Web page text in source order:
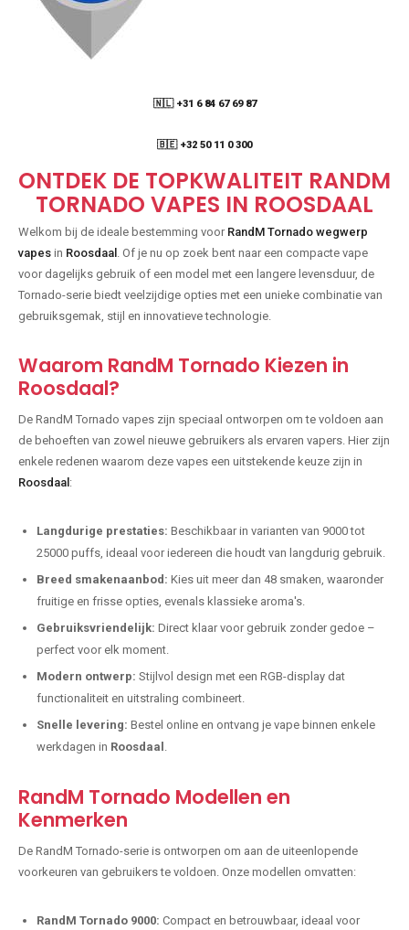
🇳🇱 +31 6 84 67 69 87
🇧🇪 +32 50 11 0 300
ONTDEK DE TOPKWALITEIT RANDM
TORNADO VAPES IN ROOSDAAL
Welkom bij de ideale bestemming voor RandM Tornado wegwerp
vapes in Roosdaal . Of je nu op zoek bent naar een compacte vape
voor dagelijks gebruik of een model met een langere levensduur, de
Tornado-serie biedt veelzijdige opties met een unieke combinatie van
gebruiksgemak, stijl en innovatieve technologie.
Waarom RandM Tornado Kiezen in
Roosdaal?
De RandM Tornado vapes zijn speciaal ontworpen om te voldoen aan
de behoeften van zowel nieuwe gebruikers als ervaren vapers. Hier zijn
enkele redenen waarom deze vapes een uitstekende keuze zijn in
Roosdaal:
Langdurige prestaties: Beschikbaar in varianten van 9000 tot
25000 puffs, ideaal voor iedereen die houdt van langdurig gebruik.
Breed smakenaanbod: Kies uit meer dan 48 smaken, waaronder
fruitige en frisse opties, evenals klassieke aroma's.
Gebruiksvriendelijk: Direct klaar voor gebruik zonder gedoe –
perfect voor elk moment.
Modern ontwerp: Stijlvol design met een RGB-display dat
functionaliteit en uitstraling combineert.
Snelle levering: Bestel online en ontvang je vape binnen enkele
werkdagen in Roosdaal
RandM Tornado Modellen en
Kenmerken
De RandM Tornado-serie is ontworpen om aan de uiteenlopende
voorkeuren van gebruikers te voldoen. Onze modellen omvatten:
RandM Tornado 9000: Compact en betrouwbaar, ideaal voor